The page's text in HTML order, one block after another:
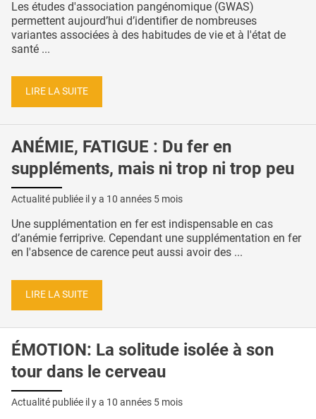
Les études d'association pangénomique (GWAS)
permettent aujourd’hui d’identifier de nombreuses
variantes associées à des habitudes de vie et à l'état de
santé ...
LIRE LA SUITE
ANÉMIE, FATIGUE : Du fer en
suppléments, mais ni trop ni trop peu
Actualité publiée il y a 10 années 5 mois
Une supplémentation en fer est indispensable en cas
d’anémie ferriprive. Cependant une supplémentation en fer
en l'absence de carence peut aussi avoir des ...
LIRE LA SUITE
ÉMOTION: La solitude isolée à son
tour dans le cerveau
Actualité publiée il y a 10 années 5 mois